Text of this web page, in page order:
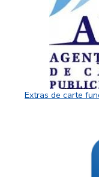
Extras de carte